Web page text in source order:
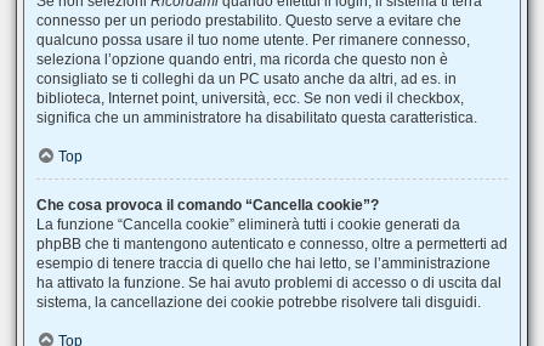
connesso per un periodo prestabilito. Questo serve a evitare che
qualcuno possa usare il tuo nome utente. Per rimanere connesso,
seleziona l’opzione quando entri, ma ricorda che questo non è
consigliato se ti colleghi da un PC usato anche da altri, ad es. in
biblioteca, Internet point, università, ecc. Se non vedi il checkbox,
significa che un amministratore ha disabilitato questa caratteristica.
Top
Che cosa provoca il comando “Cancella cookie”?
La funzione “Cancella cookie” eliminerà tutti i cookie generati da
phpBB che ti mantengono autenticato e connesso, oltre a permetterti ad
esempio di tenere traccia di quello che hai letto, se l’amministrazione
ha attivato la funzione. Se hai avuto problemi di accesso o di uscita dal
sistema, la cancellazione dei cookie potrebbe risolvere tali disguidi.
Top